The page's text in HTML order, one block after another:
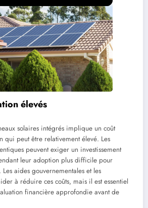
élevés
solaires intégrés implique un coût
qui peut être relativement élevé. Les
peuvent exiger un investissement
leur adoption plus difficile pour
aides gouvernementales et les
à réduire ces coûts, mais il est essentiel
financière approfondie avant de